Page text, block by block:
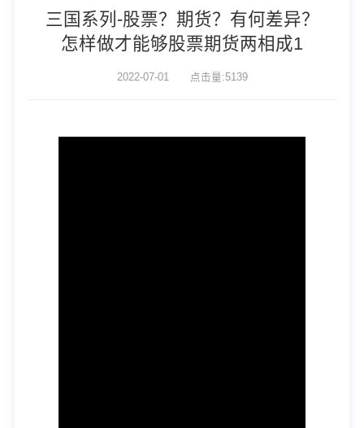
三国系列-股票？期货？有何差异？
怎样做才能够股票期货两相成1
2022-07-01 点击量:5139